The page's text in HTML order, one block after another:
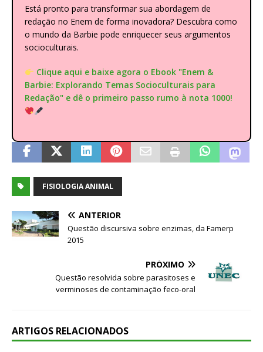
Está pronto para transformar sua abordagem de
redação no Enem de forma inovadora? Descubra como
o mundo da Barbie pode enriquecer seus argumentos
socioculturais.
Clique aqui e baixe agora o Ebook "Enem &
Barbie: Explorando Temas Socioculturais para
Redação" e dê o primeiro passo rumo à nota 1000!
FISIOLOGIA ANIMAL
ANTERIOR
Questão discursiva sobre enzimas, da Famerp
2015
PRÓXIMO
Questão resolvida sobre parasitoses e
verminoses de contaminação feco-oral
ARTIGOS RELACIONADOS